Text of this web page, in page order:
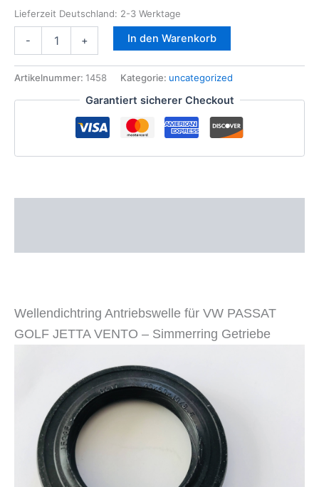
Lieferzeit Deutschland: 2-3 Werktage
-
Antriebswelle
f
VW
Jetta
+ In den Warenkorb
Artikelnummer: 1458 Kategorie: uncategorized
Garantiert sicherer Checkout
Wellendichtring Antriebswelle für VW PASSAT
GOLF JETTA VENTO – Simmerring Getriebe